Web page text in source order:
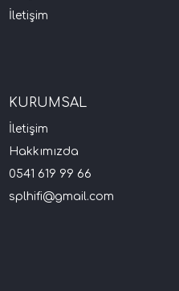
İletişim
KURUMSAL
İletişim
Hakkımızda
0541 619 99 66
splhifi@gmail.com